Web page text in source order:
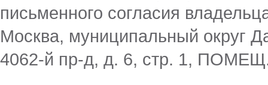
письменного согласия
Москва, муниципальный округ
4062-й пр-д, д. 6, стр. 1,